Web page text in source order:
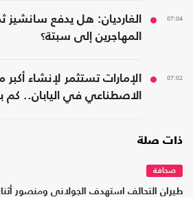
07:04
الغارديان: هل يدفع
المهاجرين إلى سبتة؟
07:02
الإمارات تستثمر لإنشاء أكبر
الاصطناعي في اليابان.. كم
ذات صلة
صحافة
طيران التحالف استهدف الجولاني ومنصور